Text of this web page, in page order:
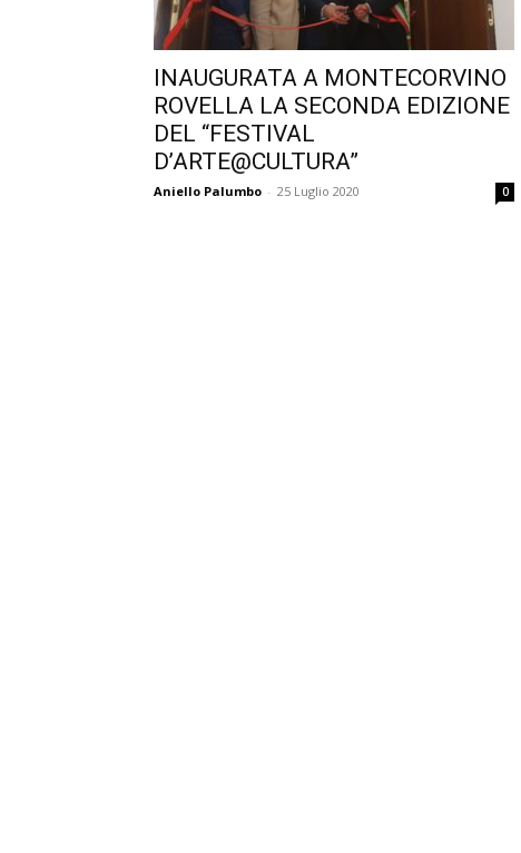
INAUGURATA A MONTECORVINO
ROVELLA LA SECONDA EDIZIONE
DEL “FESTIVAL
D’ARTE@CULTURA”
Aniello Palumbo - 25 Luglio 2020 0